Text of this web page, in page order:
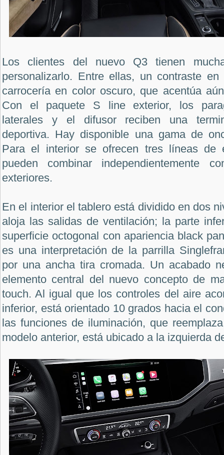
Los clientes del nuevo Q3 tienen
personalizarlo. Entre ellas, un contraste
carrocería en color oscuro, que acentúa
Con el paquete S line exterior, los
laterales y el difusor reciben una
deportiva. Hay disponible una gama de
Para el interior se ofrecen tres líneas de
pueden combinar independientemente
exteriores.
En el interior el tablero está dividido en dos
aloja las salidas de ventilación; la parte
superficie octogonal con apariencia black
es una interpretación de la parrilla
por una ancha tira cromada. Un acabado
elemento central del nuevo concepto de
touch. Al igual que los controles del aire
inferior, está orientado 10 grados hacia el
las funciones de iluminación, que
modelo anterior, está ubicado a la izquierda